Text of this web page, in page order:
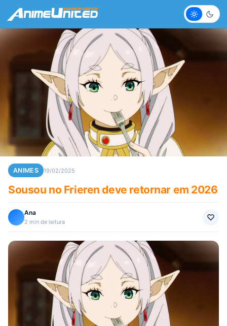
Claro
ANIMES 19/02/2025
Sousou no Frieren deve retornar em 2026
Ana
2 min de leitura